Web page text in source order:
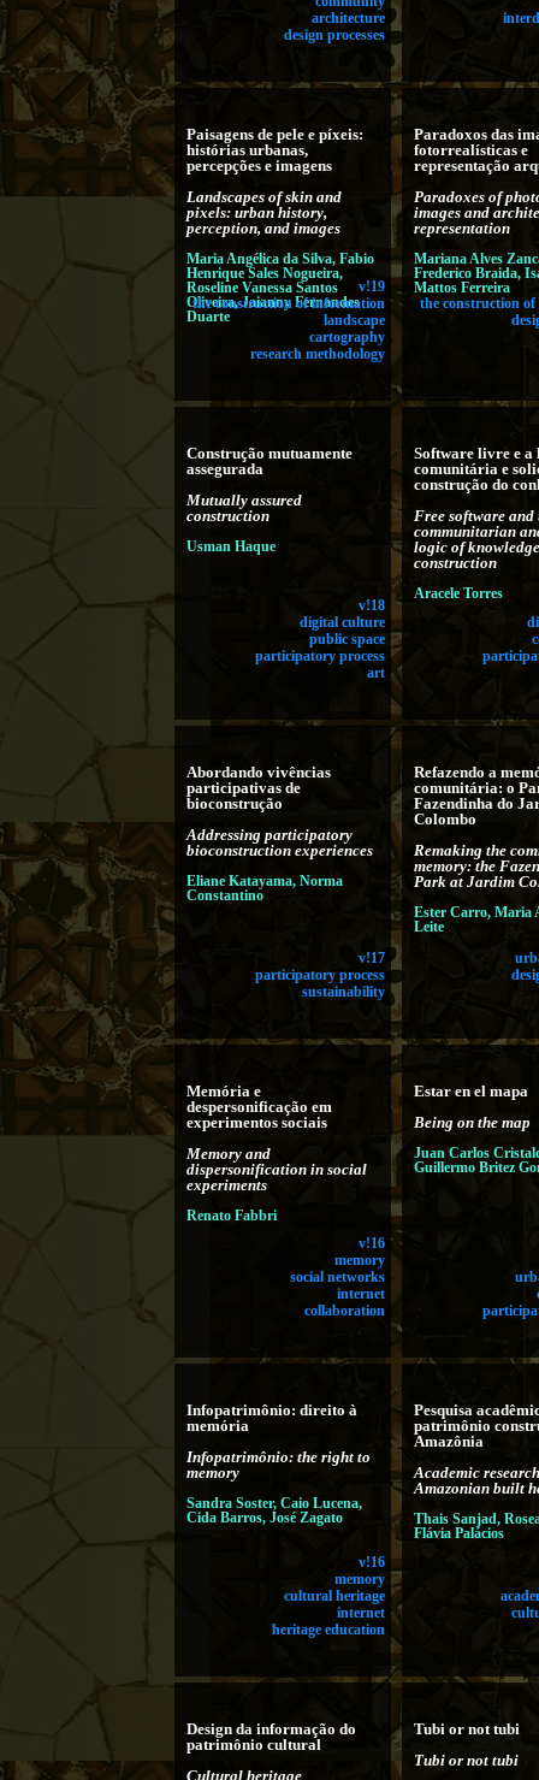
architecture
design processes
Paisagens de pele e píxeis:
histórias urbanas,
percepções e imagens
Landscapes of skin and
pixels: urban history,
perception, and images
Maria Angélica da Silva, Fabio
Henrique Sales Nogueira,
Roseline Vanessa Santos
Oliveira, Jaianny Fernandes
Duarte
v!19
the construction of information
landscape
cartography
research methodology
Paradoxos das
fotorrealísticas e
representação
Paradoxes of
images and
representation
Mariana Alves
Frederico Braida,
Mattos Ferreira
the construction
Construção mutuamente
assegurada
Mutually assured
construction
Usman Haque
v!18
digital culture
public space
participatory process
art
Software livre e a
comunitária e
construção do
Free software and
communitarian
logic of knowledge
construction
Aracele Torres
Abordando vivências
participativas de
bioconstrução
Addressing participatory
bioconstruction experiences
Eliane Katayama, Norma
Constantino
v!17
participatory process
sustainability
Refazendo a
comunitária: o
Fazendinha do
Colombo
Remaking the
memory: the
Park at Jardim
Ester Carro, Maria
Leite
Memória e
despersonificação em
experimentos sociais
Memory and
dispersonification in social
experiments
Renato Fabbri
v!16
memory
social networks
internet
collaboration
Estar en el mapa
Being on the map
Juan Carlos
Guillermo Britez
Infopatrimônio: direito à
memória
Infopatrimônio: the right to
memory
Sandra Soster, Caio Lucena,
Cida Barros, José Zagato
v!16
memory
cultural heritage
internet
heritage education
Pesquisa
patrimônio
Amazônia
Academic
Amazonian built
Thais Sanjad,
Flávia Palácios
Design da informação do
patrimônio cultural
Cultural heritage
Tubi or not tubi
Tubi or not tubi